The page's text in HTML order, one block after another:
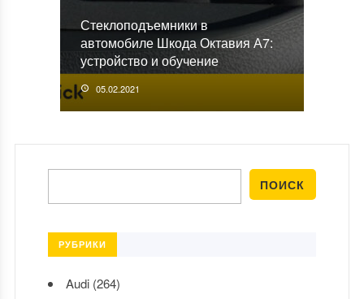
Стеклоподъемники в
автомобиле Шкода Октавия А7:
устройство и обучение
05.02.2021
РУБРИКИ
Audi(264)